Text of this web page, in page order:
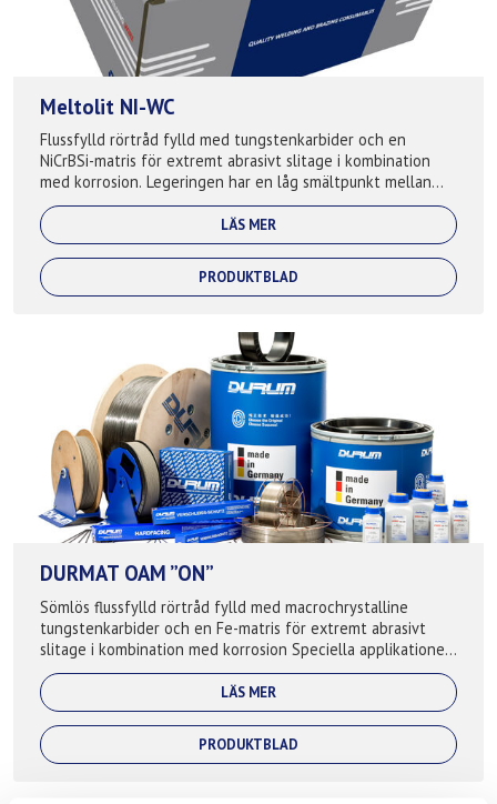
Meltolit NI-WC
Flussfylld rörtråd fylld med tungstenkarbider och en
NiCrBSi-matris för extremt abrasivt slitage i kombination
med korrosion. Legeringen har en låg smältpunkt mellan
900-1050°C och får en len oc...
LÄS MER
PRODUKTBLAD
DURMAT OAM ”ON”
Sömlös flussfylld rörtråd fylld med macrochrystalline
tungstenkarbider och en Fe-matris för extremt abrasivt
slitage i kombination med korrosion Speciella applikationer:
Blandarblad, borrutrustn...
LÄS MER
PRODUKTBLAD